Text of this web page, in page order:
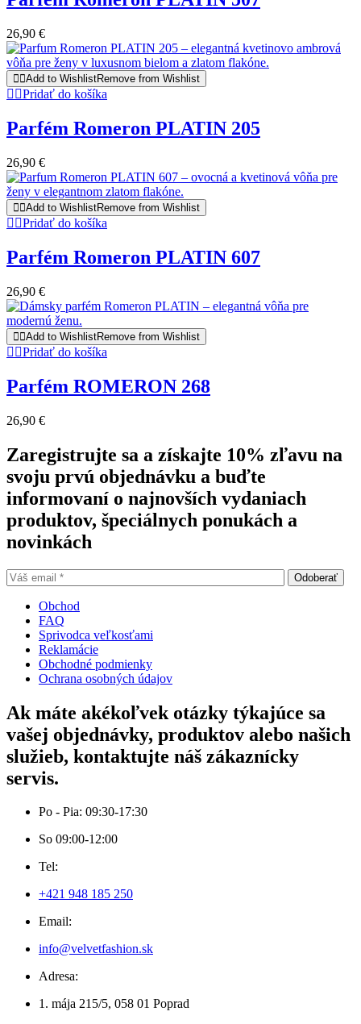
26,90 €
Add to WishlistRemove from Wishlist
Pridať do košíka
Parfém Romeron PLATIN 205
26,90 €
Add to WishlistRemove from Wishlist
Pridať do košíka
Parfém Romeron PLATIN 607
26,90 €
Add to WishlistRemove from Wishlist
Pridať do košíka
Parfém ROMERON 268
26,90 €
Zaregistrujte sa a získajte 10% zľavu na
svoju prvú objednávku a buďte
informovaní o najnovších vydaniach
produktov, špeciálnych ponukách a
novinkách
Obchod
FAQ
Sprivodca veľkosťami
Reklamácie
Obchodné podmienky
Ochrana osobných údajov
Ak máte akékoľvek otázky týkajúce sa
vašej objednávky, produktov alebo našich
služieb, kontaktujte náš zákaznícky
servis.
Po - Pia: 09:30-17:30
So 09:00-12:00
Tel:
+421 948 185 250
Email:
info@velvetfashion.sk
Adresa:
1. mája 215/5, 058 01 Poprad